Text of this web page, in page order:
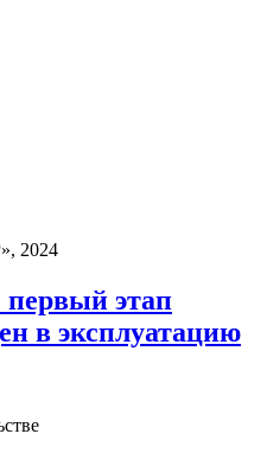
2024
этап
в эксплуатацию